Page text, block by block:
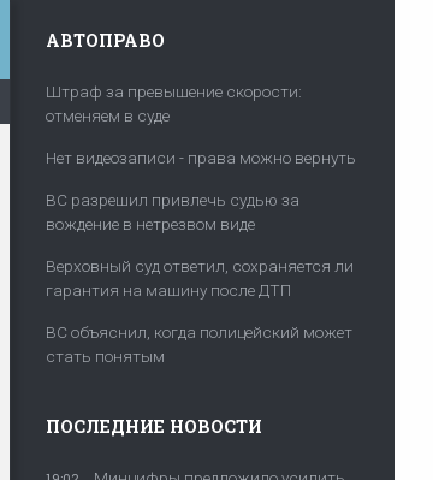
АВТОПРАВО
Штраф за превышение скорости:
отменяем в суде
Нет видеозаписи - права можно вернуть
ВС разрешил привлечь судью за
вождение в нетрезвом виде
Верховный суд ответил, сохраняется ли
гарантия на машину после ДТП
ВС объяснил, когда полицейский может
стать понятым
ПОСЛЕДНИЕ НОВОСТИ